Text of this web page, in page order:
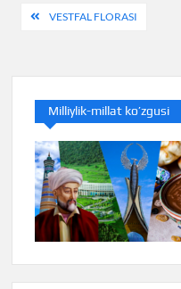
PostVESTFAL FLORASI
Milliylik-millat ko’zgusi